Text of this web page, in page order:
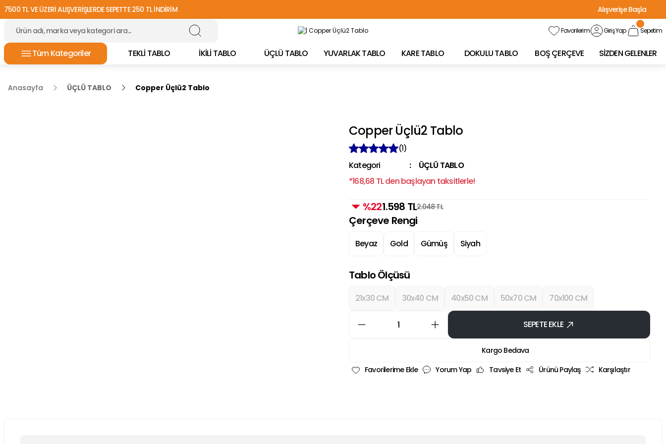
7500 TL VE ÜZERİ ALIŞVERİŞLERDE SEPETTE 250 TL İNDİRİM
Alışverişe Başla
TÜRKİYE'NİN HER YERİNE ÜCRETSİZ KARGO!
Favorilerim Giriş Yap Sepetim
Tüm Kategoriler TEKLİ TABLO İKİLİ TABLO ÜÇLÜ TABLO YUVARLAK TABLO KARE TABLO DOKULU TABLO BOŞ ÇERÇEVE SİZDEN GELENLER
Anasayfa ÜÇLÜ TABLO Copper Üçlü2 Tablo
Copper Üçlü2 Tablo
(1)
Kategori
ÜÇLÜ TABLO
*168,68 TL den başlayan taksitlerle!
%221.598 TL2.048 TL
Çerçeve Rengi
Beyaz Gold Gümüş Siyah
Tablo Ölçüsü
21x30 CM 30x40 CM 40x50 CM 50x70 CM 70x100 CM
SEPETE EKLE
Kargo Bedava
Yorum Yap
Tavsiye Et Ürünü Paylaş Karşılaştır